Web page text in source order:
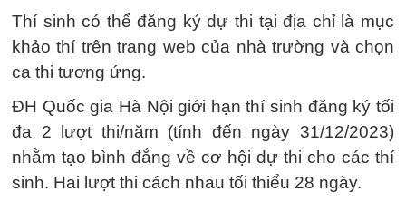
Thí sinh có thể đăng ký dự thi tại địa chỉ là mục
khảo thí trên trang web của nhà trường và chọn
ca thi tương ứng.
ĐH Quốc gia Hà Nội giới hạn thí sinh đăng ký tối
đa 2 lượt thi/năm (tính đến ngày 31/12/2023)
nhằm tạo bình đẳng về cơ hội dự thi cho các thí
sinh. Hai lượt thi cách nhau tối thiểu 28 ngày.